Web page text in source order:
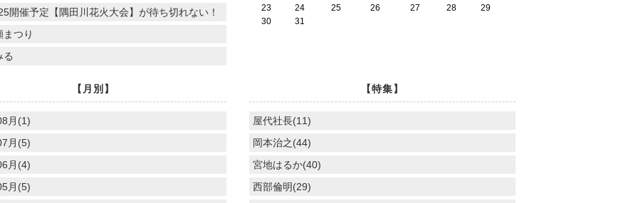
開催予定【隅田川花火大会】が待ち切れない！
まつり
る
23
24 25 26 27 28
29
30
31
【月別】
月(1)
月(5)
月(4)
月(5)
【特集】
屋代社長(11)
岡本治之(44)
宮地はるか(40)
西部倫明(29)